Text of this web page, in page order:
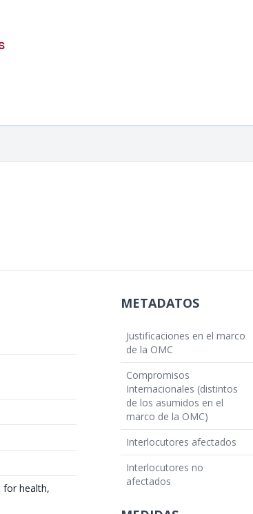
for health,
METADATOS
Justificaciones en el marco
de la OMC
Compromisos
Internacionales (distintos
de los asumidos en el
marco de la OMC)
Interlocutores afectados
Interlocutores no
afectados